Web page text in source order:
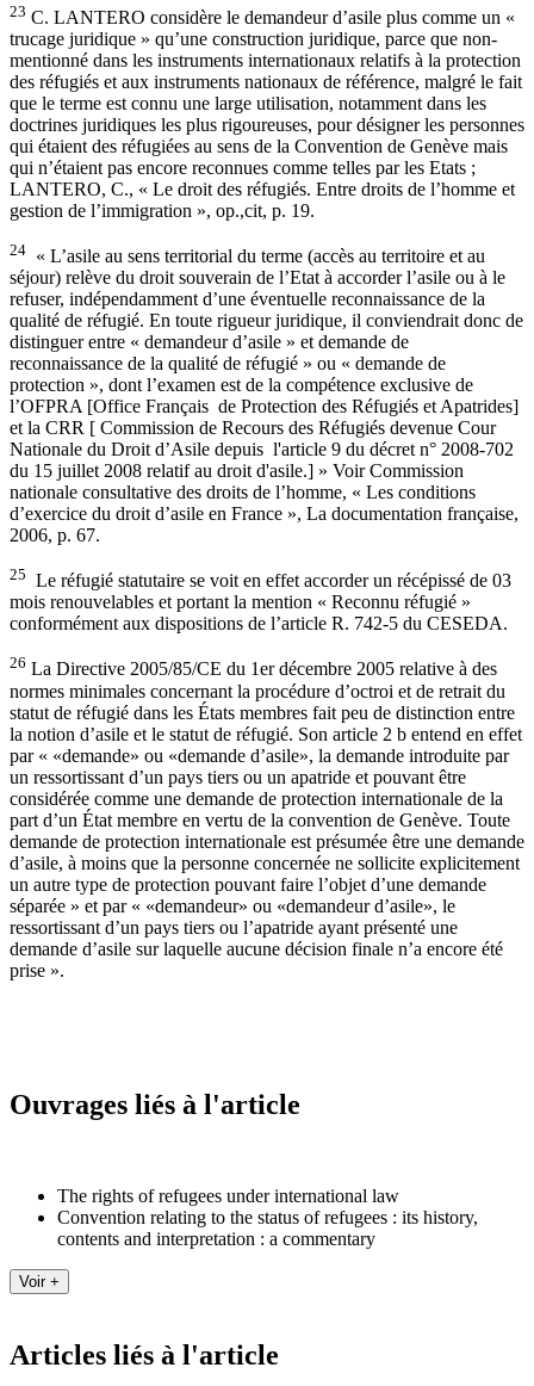
23 C. LANTERO considère le demandeur d’asile plus comme un «
trucage juridique » qu’une construction juridique, parce que non-
mentionné dans les instruments internationaux relatifs à la protection
des réfugiés et aux instruments nationaux de référence, malgré le fait
que le terme est connu une large utilisation, notamment dans les
doctrines juridiques les plus rigoureuses, pour désigner les personnes
qui étaient des réfugiées au sens de la Convention de Genève mais
qui n’étaient pas encore reconnues comme telles par les Etats ;
LANTERO, C., « Le droit des réfugiés. Entre droits de l’homme et
gestion de l’immigration », op.,cit, p. 19.
24 « L’asile au sens territorial du terme (accès au territoire et au
séjour) relève du droit souverain de l’Etat à accorder l’asile ou à le
refuser, indépendamment d’une éventuelle reconnaissance de la
qualité de réfugié. En toute rigueur juridique, il conviendrait donc de
distinguer entre « demandeur d’asile » et demande de
reconnaissance de la qualité de réfugié » ou « demande de
protection », dont l’examen est de la compétence exclusive de
l’OFPRA [Office Français de Protection des Réfugiés et Apatrides]
et la CRR [ Commission de Recours des Réfugiés devenue Cour
Nationale du Droit d’Asile depuis l'article 9 du décret n° 2008-702
du 15 juillet 2008 relatif au droit d'asile.] » Voir Commission
nationale consultative des droits de l’homme, « Les conditions
d’exercice du droit d’asile en France », La documentation française,
2006, p. 67.
25 Le réfugié statutaire se voit en effet accorder un récépissé de 03
mois renouvelables et portant la mention « Reconnu réfugié »
conformément aux dispositions de l’article R. 742-5 du CESEDA.
26 La Directive 2005/85/CE du 1er décembre 2005 relative à des
normes minimales concernant la procédure d’octroi et de retrait du
statut de réfugié dans les États membres fait peu de distinction entre
la notion d’asile et le statut de réfugié. Son article 2 b entend en effet
par « «demande» ou «demande d’asile», la demande introduite par
un ressortissant d’un pays tiers ou un apatride et pouvant être
considérée comme une demande de protection internationale de la
part d’un État membre en vertu de la convention de Genève. Toute
demande de protection internationale est présumée être une demande
d’asile, à moins que la personne concernée ne sollicite explicitement
un autre type de protection pouvant faire l’objet d’une demande
séparée » et par « «demandeur» ou «demandeur d’asile», le
ressortissant d’un pays tiers ou l’apatride ayant présenté une
demande d’asile sur laquelle aucune décision finale n’a encore été
prise ».
Ouvrages liés à l'article
The rights of refugees under international law
Convention relating to the status of refugees : its history,
contents and interpretation : a commentary
Articles liés à l'article